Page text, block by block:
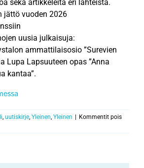
sekä artikkeleita eri lähteistä.
jättö vuoden 2026
uusia julkaisuja:
ammattilaisosio ”Surevien
Lupa Lapsuuteen opas ”Anna
kantaa”.
, uutiskirje, Yleinen, Yleinen
Kommentit pois